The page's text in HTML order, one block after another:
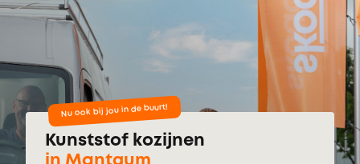
Nu ook bij jou in de buurt!
Kunststof kozijnen
in Mantgum